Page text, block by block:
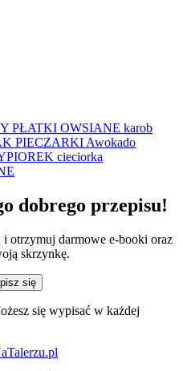
PŁATKI OWSIANE karob
PIECZARKI Awokado
cieciorka
dobrego przepisu!
i otrzymuj darmowe e-booki oraz
skrzynkę.
się
się wypisać w każdej